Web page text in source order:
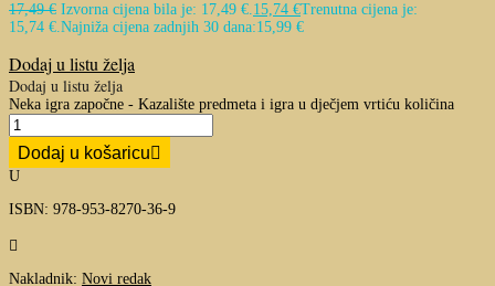
17,49€ Izvorna cijena bila je: 17,49 €.15,74 €Trenutna cijena je:
15,74 €.Najniža cijena zadnjih 30 dana:15,99 €
Dodaj u listu želja
Dodaj u listu želja
Neka igra započne - Kazalište predmeta i igra u dječjem vrtiću količina
Dodaj u košaricu
U
ISBN: 978-953-8270-36-9

Nakladnik: Novi redak